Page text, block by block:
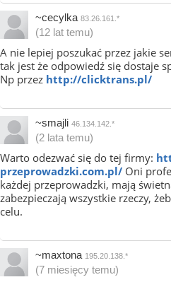
~cecylka 83.26.161.*
(12 lat temu)
A nie lepiej poszukać przez jakie
tak jest że odpowiedź się dostaje
Np przez http://clicktrans.pl/
~smajli 46.134.142.*
(2 lata temu)
Warto odezwać się do tej firmy:
przeprowadzki.com.pl/ Oni
każdej przeprowadzki, mają
zabezpieczają wszystkie rzeczy,
celu.
~maxtona 195.20.138.*
(7 miesięcy temu)